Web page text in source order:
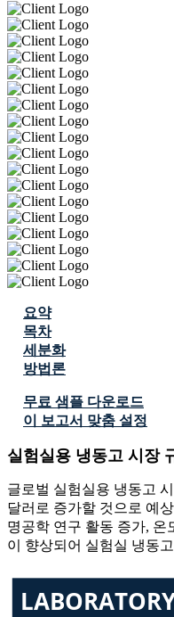
요약
목차
세분화
방법론
무료 샘플 다운로드
이 보고서 맞춤 설정
실험실용 냉동고 시장
글로벌 실험실용 냉동고
달러로 증가할 것으로 예
명공학 연구 활동 증가, 온
이 향상되어 실험실 냉동